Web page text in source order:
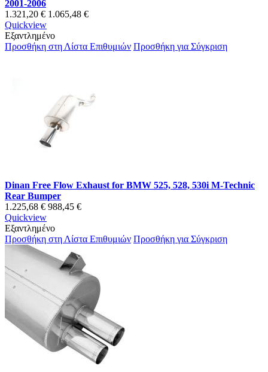
2001-2006
1.321,20 € 1.065,48 €
Quickview
Εξαντλημένο
Προσθήκη στη Λίστα Επιθυμιών Προσθήκη για Σύγκριση
Dinan Free Flow Exhaust for BMW 525, 528, 530i M-Technic
Rear Bumper
1.225,68 € 988,45 €
Quickview
Εξαντλημένο
Προσθήκη στη Λίστα Επιθυμιών Προσθήκη για Σύγκριση